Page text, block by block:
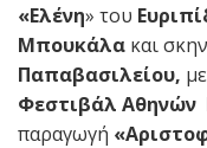
«Ελένη» του
Μπουκάλα και
Παπαβασιλείου,
Φεστιβάλ Αθηνών
παραγωγή